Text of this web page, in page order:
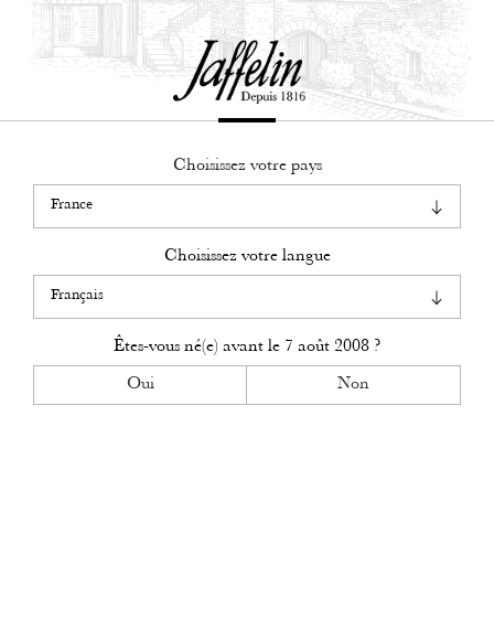
Les Chapitres
Découvrez les plus savoureux des vins de Bourgogne.
Choisissez votre pays
Choisissez votre langue
Êtes-vous né(e) avant le 7 août 2008 ?
Oui Non